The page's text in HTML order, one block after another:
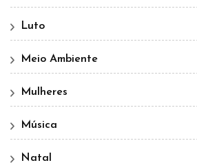
Luto
Meio Ambiente
Mulheres
Música
Natal